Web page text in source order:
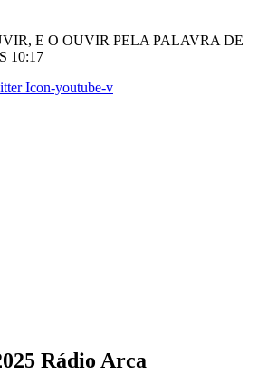
E O OUVIR PELA PALAVRA DE
10:17
Icon-youtube-v
Rádio Arca